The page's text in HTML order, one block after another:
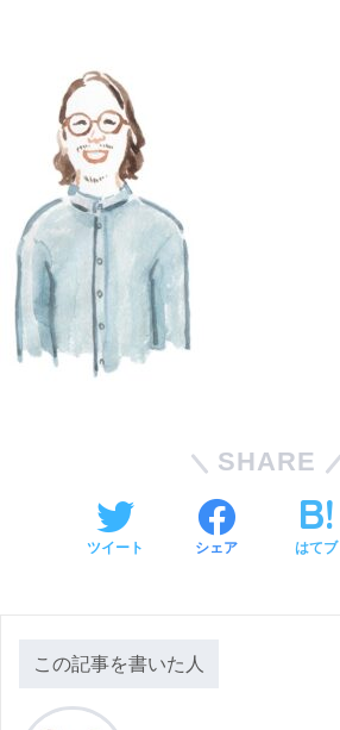
SHARE
ツイート シェア はてブ
この記事を書いた人